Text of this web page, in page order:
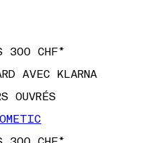
AVEC KLARNA
300 CHF*